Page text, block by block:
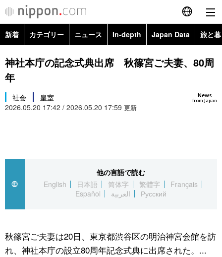
English
简体字
Русский
カテゴリー
国際
社会
文化
アーカイブ
Japan Data
旅と暮らし
動画/Live
新着 カテゴリー ニュース In-depth Japan Data 旅と
政治・外交
経済・ビジネス
国際・海外
文化
科学・技術
暮らし
スポーツ・東京2020
Topics
神社本庁の記念式典出席 秋篠宮ご夫妻、80周
年
News
from Japan
社会
皇室
2026.05.20 17:42 / 2026.05.20 17:59 更新
他の言語で読む
English
日本語 简体字 繁體字
Français
Español
العربية Русский
秋篠宮ご夫妻は20日、東京都渋谷区の明治神宮会館を訪
れ、神社本庁の設立80周年記念式典に出席された。...